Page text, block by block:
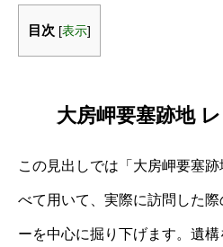
目次 [表示]
大房岬要塞跡地
この見出しでは「大房岬要塞
べて用いて、実際に訪問した際
ーを中心に掘り下げます。遺